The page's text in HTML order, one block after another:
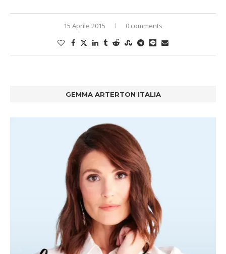
15 Aprile 2015 0 comments
GEMMA ARTERTON ITALIA